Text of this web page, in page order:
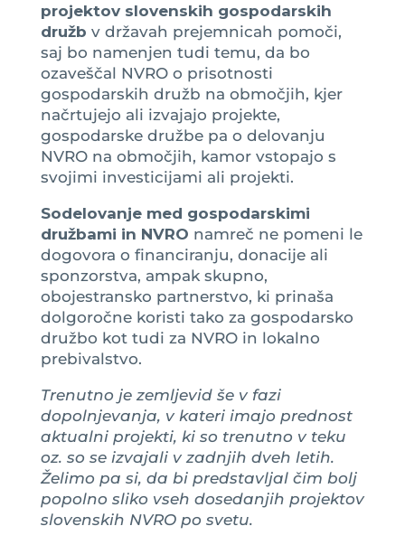
projektov slovenskih gospodarskih
družb v državah prejemnicah pomoči,
saj bo namenjen tudi temu, da bo
ozaveščal NVRO o prisotnosti
gospodarskih družb na območjih, kjer
načrtujejo ali izvajajo projekte,
gospodarske družbe pa o delovanju
NVRO na območjih, kamor vstopajo s
svojimi investicijami ali projekti.
Sodelovanje med gospodarskimi
družbami in NVRO namreč ne pomeni le
dogovora o financiranju, donacije ali
sponzorstva, ampak skupno,
obojestransko partnerstvo, ki prinaša
dolgoročne koristi tako za gospodarsko
družbo kot tudi za NVRO in lokalno
prebivalstvo.
Trenutno je zemljevid še v fazi
dopolnjevanja, v kateri imajo prednost
aktualni projekti, ki so trenutno v teku
oz. so se izvajali v zadnjih dveh letih.
Želimo pa si, da bi predstavljal čim bolj
popolno sliko vseh dosedanjih projektov
slovenskih NVRO po svetu.